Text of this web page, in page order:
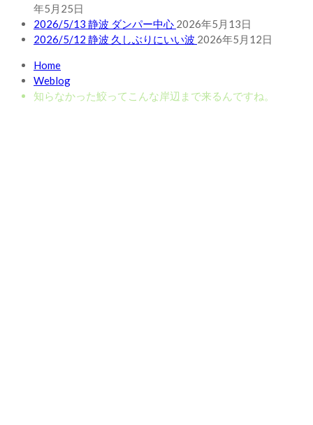
年5月25日
2026/5/13 静波 ダンパー中心 2026年5月13日
2026/5/12 静波 久しぶりにいい波 2026年5月12日
Home
Weblog
知らなかった鮫ってこんな岸辺まで来るんですね。